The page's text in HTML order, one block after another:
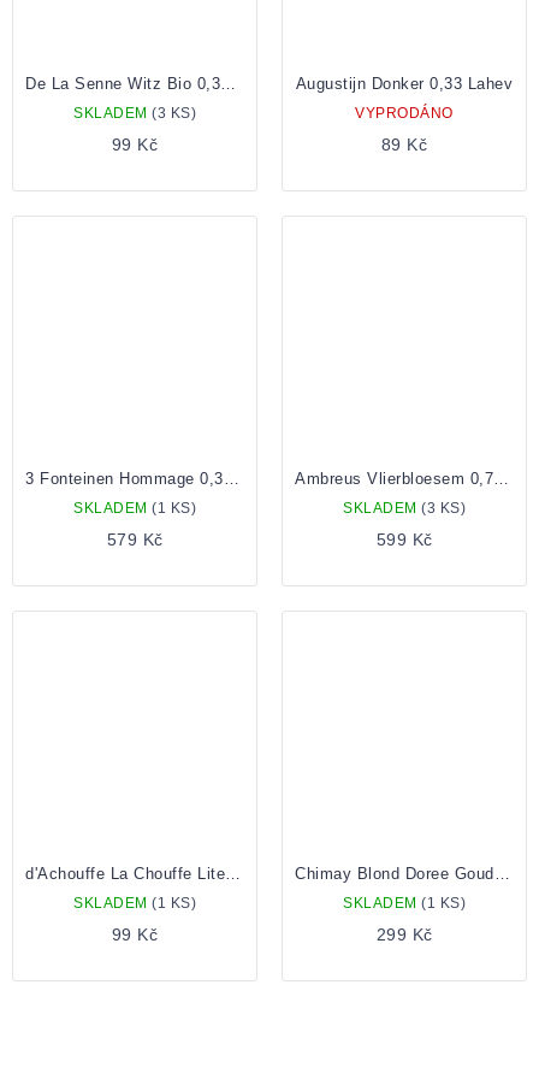
SKLADEM (3 KS)
99 Kč
Augustijn Donker 0,33 Lahev
VYPRODÁNO
89 Kč
SKLADEM (1 KS)
579 Kč
SKLADEM (3 KS)
599 Kč
SKLADEM (1 KS)
99 Kč
SKLADEM (1 KS)
299 Kč